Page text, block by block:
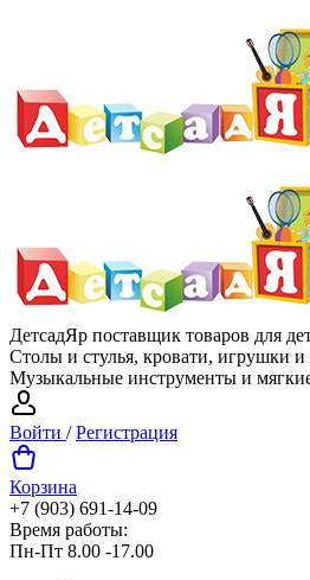
ДетсадЯр поставщик товаров для
Столы и стулья, кровати, игрушки
Музыкальные инструменты и
Войти /Регистрация
Корзина
+7 (903) 691-14-09
Время работы:
Пн-Пт 8.00 -17.00